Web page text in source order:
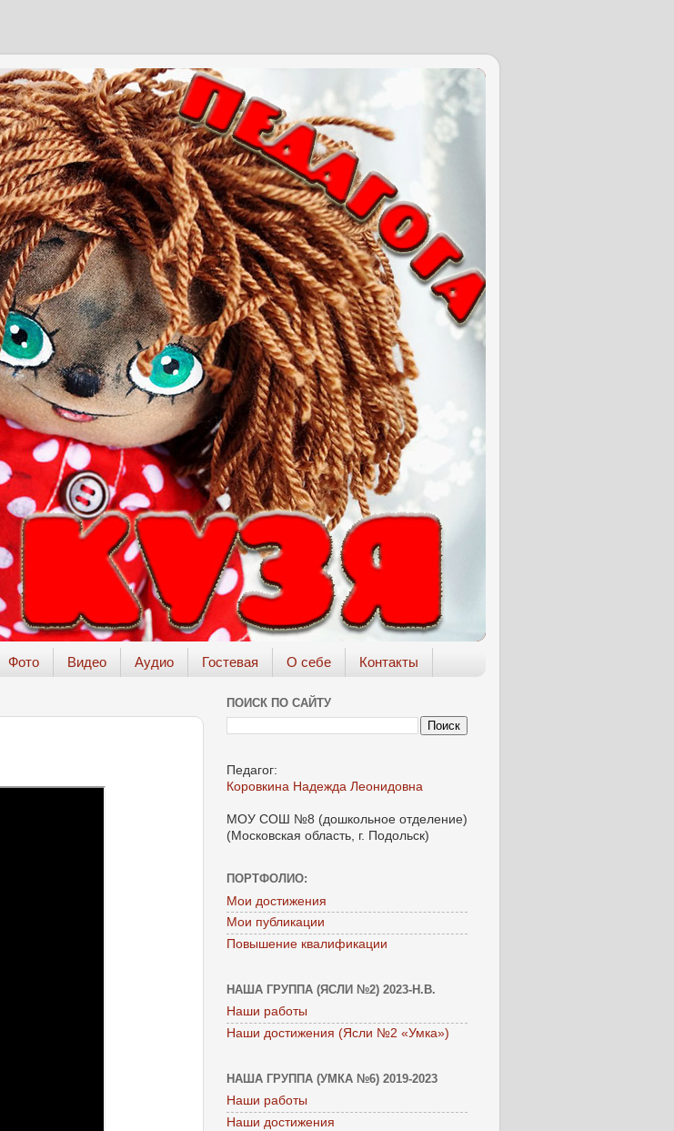
Фото Видео Аудио Гостевая О себе Контакты
ПОИСК ПО САЙТУ
Педагог:
Коровкина Надежда Леонидовна
МОУ СОШ №8 (дошкольное отделение)
(Московская область, г. Подольск)
ПОРТФОЛИО:
Мои достижения
Мои публикации
Повышение квалификации
НАША ГРУППА (ЯСЛИ №2) 2023-Н.В.
Наши работы
Наши достижения (Ясли №2 «Умка»)
НАША ГРУППА (УМКА №6) 2019-2023
Наши работы
Наши достижения